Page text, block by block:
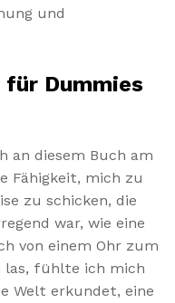
und
Dummies
an diesem Buch am
Fähigkeit, mich zu
zu schicken, die
war, wie eine
von einem Ohr zum
las, fühlte ich mich
Welt erkundet, eine